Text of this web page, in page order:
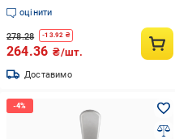
оцінити
278.28 -13.92 ₴
264.36 ₴/шт.
Доставимо